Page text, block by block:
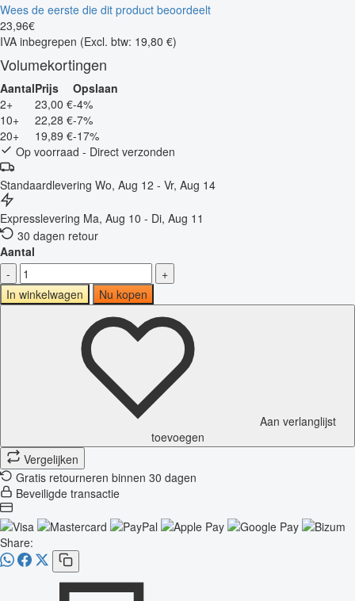
Wees de eerste die dit product beoordeelt
23,96€
IVA inbegrepen (Excl. btw: 19,80 €)
Volumekortingen
AantalPrijs
Opslaan
2+
23,00 €-4%
10+
22,28 €-7%
20+
19,89 €-17%
Op voorraad - Direct verzonden
Standaardlevering Wo, Aug 12 - Vr, Aug 14
Expresslevering Ma, Aug 10 - Di, Aug 11
30 dagen retour
Aantal
-
+
In winkelwagen
Nu kopen
Aan verlanglijst
toevoegen
Vergelijken
Gratis retourneren binnen 30 dagen
Beveiligde transactie
Share: